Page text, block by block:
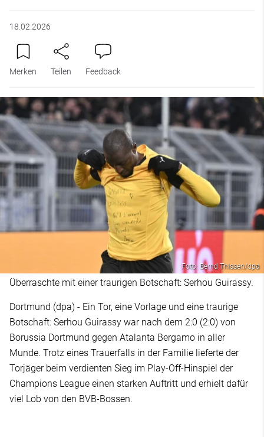
18.02.2026
Merken Teilen Feedback
Foto: Bernd Thissen/dpa
Überraschte mit einer traurigen Botschaft: Serhou Guirassy.
Dortmund (dpa) - Ein Tor, eine Vorlage und eine traurige
Botschaft: Serhou Guirassy war nach dem 2:0 (2:0) von
Borussia Dortmund gegen Atalanta Bergamo in aller
Munde. Trotz eines Trauerfalls in der Familie lieferte der
Torjäger beim verdienten Sieg im Play-Off-Hinspiel der
Champions League einen starken Auftritt und erhielt dafür
viel Lob von den BVB-Bossen.